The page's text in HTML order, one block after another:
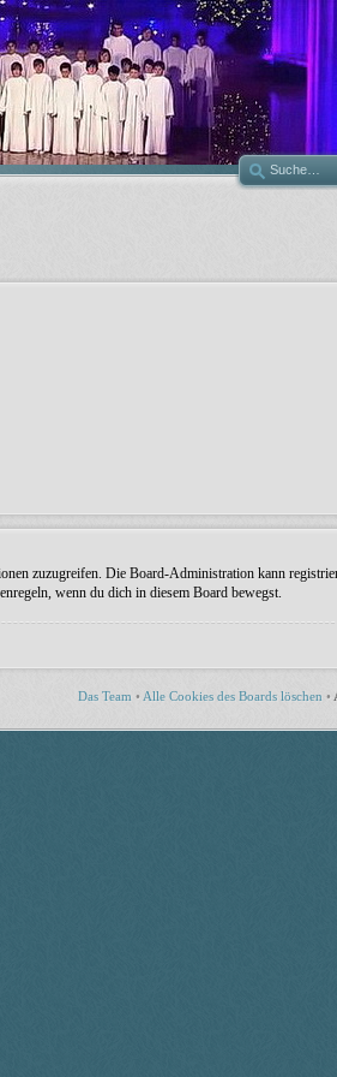
zuzugreifen. Die Board-Administration kann
wenn du dich in diesem Board bewegst.
Das Team • Alle Cookies des Boards löschen •